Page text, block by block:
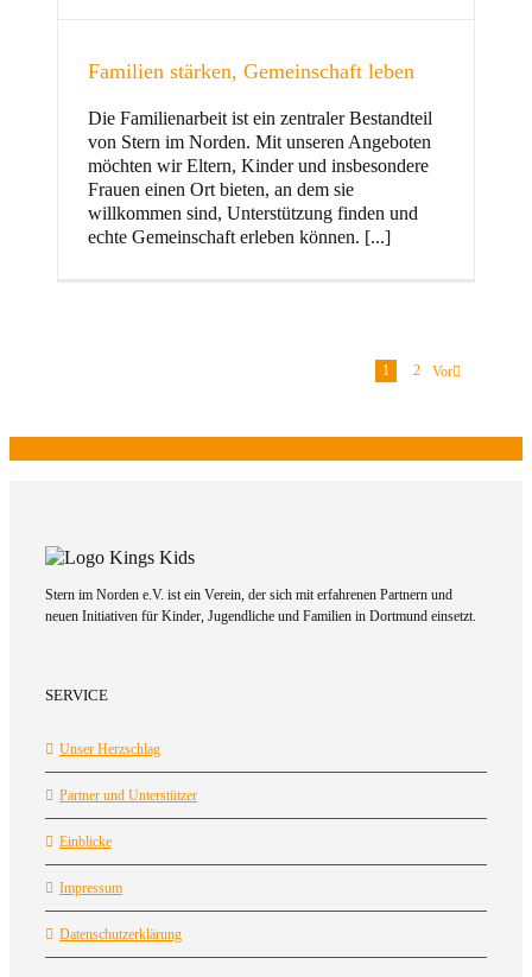
Familien stärken, Gemeinschaft leben
Die Familienarbeit ist ein zentraler Bestandteil
von Stern im Norden. Mit unseren Angeboten
möchten wir Eltern, Kinder und insbesondere
Frauen einen Ort bieten, an dem sie
willkommen sind, Unterstützung finden und
echte Gemeinschaft erleben können. [...]
1 2 Vor
Stern im Norden e.V. ist ein Verein, der sich mit erfahrenen Partnern und
neuen Initiativen für Kinder, Jugendliche und Familien in Dortmund einsetzt.
SERVICE
Unser Herzschlag
Partner und Unterstützer
Einblicke
Impressum
Datenschutzerklärung